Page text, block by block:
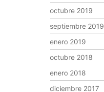
octubre 2019
septiembre 2019
enero 2019
octubre 2018
enero 2018
diciembre 2017